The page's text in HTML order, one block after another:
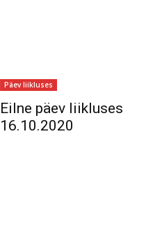
Päev liikluses
Eilne päev liikluses
16.10.2020